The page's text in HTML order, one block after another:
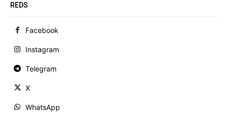
REDS
Facebook
Instagram
Telegram
X
WhatsApp